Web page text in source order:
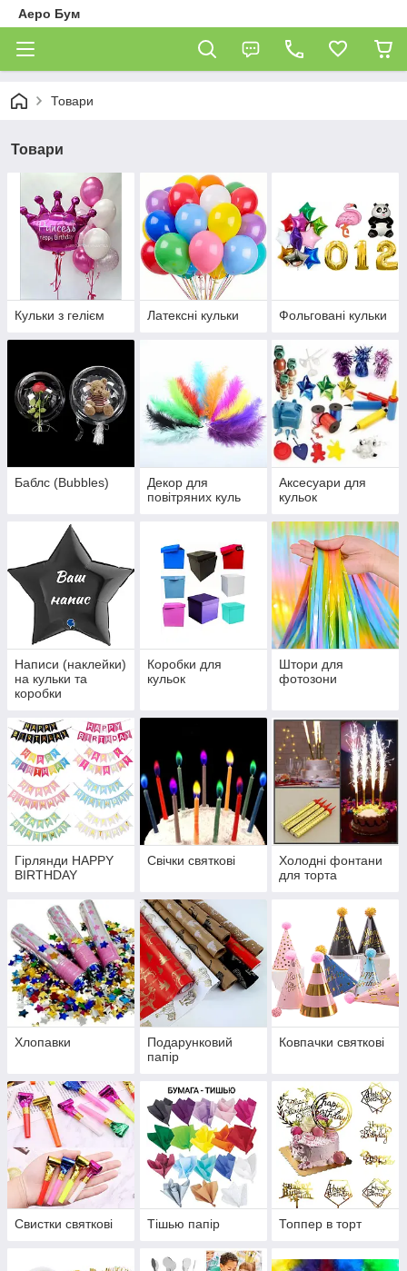
Аеро Бум
Товари
Товари
Кульки з гелієм Латексні кульки Фольговані кульки
Баблс (Bubbles)
Декор для
повітряних куль
Аксесуари для
кульок
Написи (наклейки)
на кульки та
коробки
Коробки для
кульок
Штори для
фотозони
Гірлянди HAPPY
BIRTHDAY
Свічки святкові
Холодні фонтани
для торта
Хлопавки
Подарунковий
папір
Ковпачки святкові
Свистки святкові Тішью папір Топпер в торт